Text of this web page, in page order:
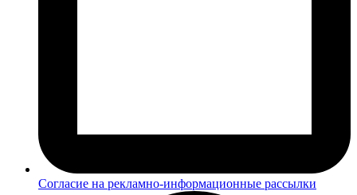
Согласие на рекламно-информационные рассылки